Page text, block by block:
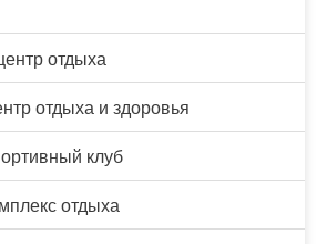
отдыха
отдыха и здоровья
клуб
отдыха